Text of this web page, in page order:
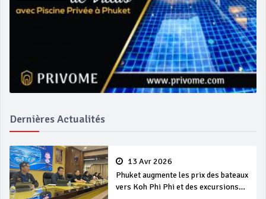
Dernières Actualités
13 Avr 2026
Phuket augmente les prix des bateaux
vers Koh Phi Phi et des excursions